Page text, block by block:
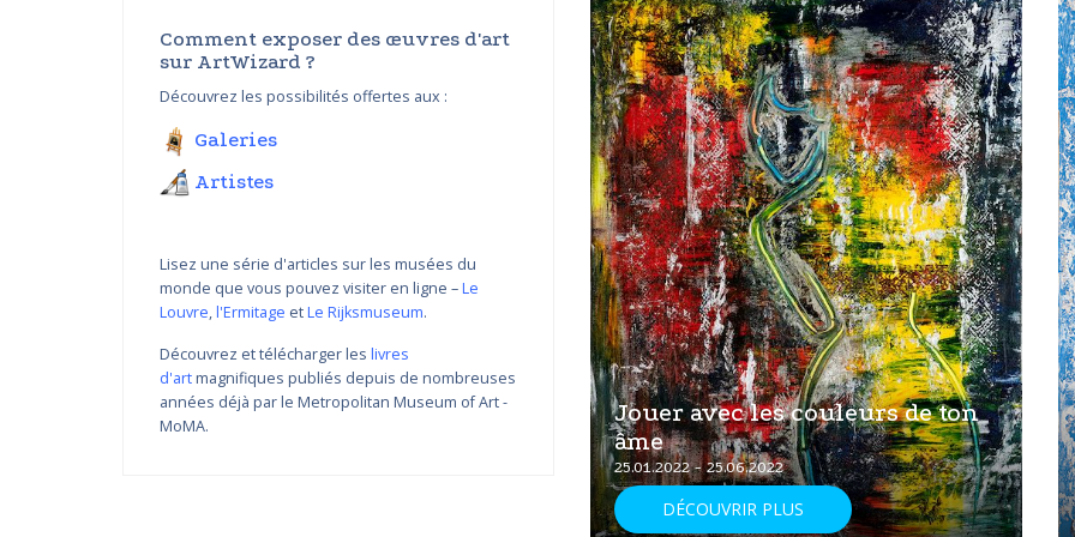
Comment exposer des œuvres d'art
sur ArtWizard ?
Découvrez les possibilités offertes aux :
Galeries
Artistes
Lisez une série d'articles sur les musées du
monde que vous pouvez visiter en ligne –Le
Louvre,l'Ermitage etLe Rijksmuseum.
Découvrez et télécharger les livres
d'artmagnifiques publiés depuis de nombreuses
années déjà par le Metropolitan Museum of Art -
MoMA.
Variations de couleur de
Nikolay Yanakiev I
22.03.2018 - 31.09.2018
Jouer avec les couleurs de ton
âme
25.01.2022 - 25.06.2022
DÉCOUVRIR PLUS